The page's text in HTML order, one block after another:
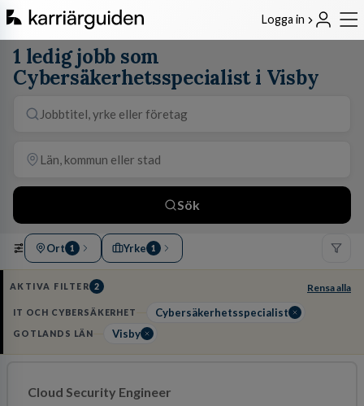
Logga in
1 ledig jobb som
Cybersäkerhetsspecialist i Visby
Sök
Ort 1 Yrke 1
AKTIVA FILTER 2 Rensa alla
IT OCH CYBERSÄKERHET Cybersäkerhetsspecialist
GOTLANDS LÄN Visby
Cloud Security Engineer